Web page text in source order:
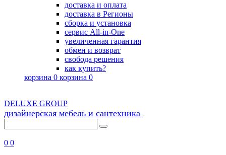
доставка и оплата
доставка в Регионы
сборка и установка
сервис All-in-One
увеличенная гарантия
обмен и возврат
свобода решения
как купить?
корзина 0 корзина 0
DELUXE GROUP
дизайнерская мебель и сантехника
0 0